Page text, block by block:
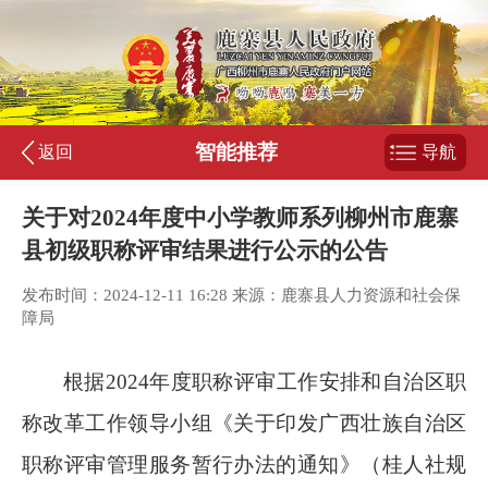
返回 智能推荐 导航
关于对2024年度中小学教师系列柳州市鹿寨
县初级职称评审结果进行公示的公告
发布时间：2024-12-11 16:28 来源：鹿寨县人力资源和社会保
障局
根据2024年度职称评审工作安排和自治区职
称改革工作领导小组《关于印发广西壮族自治区
职称评审管理服务暂行办法的通知》（桂人社规